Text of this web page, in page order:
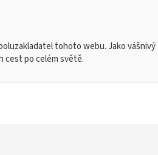
tohoto webu. Jako vášnivý
cest po celém světě.